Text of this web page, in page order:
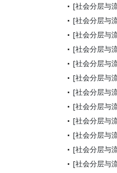
[社会分层与
[社会分层与
[社会分层与
[社会分层与
[社会分层与
[社会分层与
[社会分层与
[社会分层与
[社会分层与
[社会分层与
[社会分层与
[社会分层与